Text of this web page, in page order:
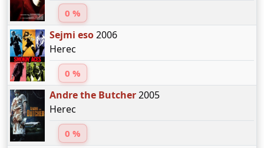
0 %
Sejmi eso2006
Herec
0 %
Andre the Butcher2005
Herec
0 %